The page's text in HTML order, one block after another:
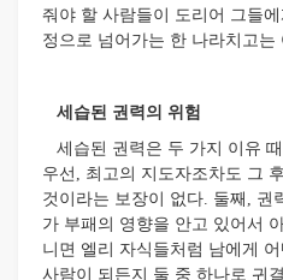
줘야 할 사람들이 도리어 그들
정으로 넘어가는 한 나라치고는
세습된 권력의 위험
세습된 권력은 두 가지 이유
우선, 최고의 지도자조차도 그
것이라는 보장이 없다. 둘째, 권
가 부패의 영향을 안고 있어서
니면 엘리 자식들처럼 남에게
사람이 되든지 둘 중 하나로 귀